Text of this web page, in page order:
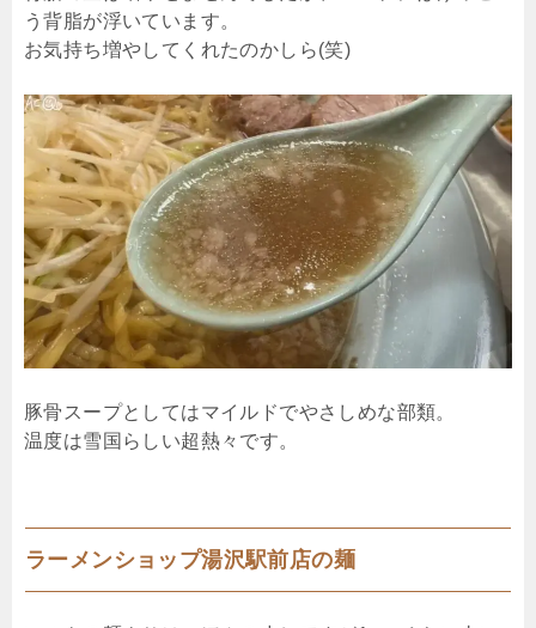
う背脂が浮いています。
お気持ち増やしてくれたのかしら(笑)
豚骨スープとしてはマイルドでやさしめな部類。
温度は雪国らしい超熱々です。
ラーメンショップ湯沢駅前店の麺